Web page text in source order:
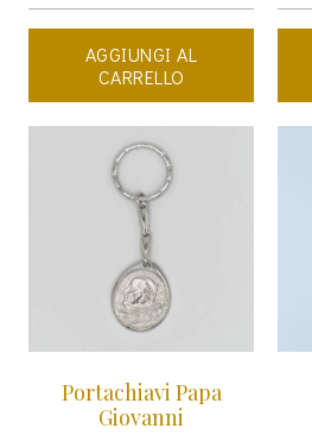
AGGIUNGI AL
CARRELLO
Portachiavi Papa
Giovanni